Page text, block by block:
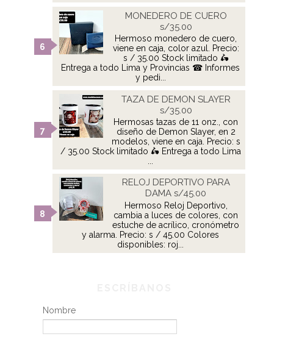
MONEDERO DE CUERO
s/35.00
Hermoso monedero de cuero,
viene en caja, color azul. Precio:
s / 35.00 Stock limitado 🛵
Entrega a todo Lima y Provincias ☎ Informes
y pedi...
TAZA DE DEMON SLAYER
s/35.00
Hermosas tazas de 11 onz., con
diseño de Demon Slayer, en 2
modelos, viene en caja. Precio: s
/ 35.00 Stock limitado 🛵 Entrega a todo Lima
...
RELOJ DEPORTIVO PARA
DAMA s/45.00
Hermoso Reloj Deportivo,
cambia a luces de colores, con
estuche de acrílico, cronómetro
y alarma. Precio: s / 45.00 Colores
disponibles: roj...
Nombre